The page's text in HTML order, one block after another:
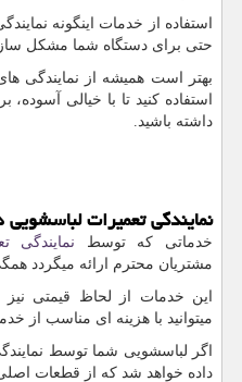
استفاده از خدمات اینگونه
حتی برای دستگاه شما مشکل
بهتر است همیشه از نمایندگی
استفاده کنید تا با خیالی
داشته باشید.
نمایندگی تعمیرات لباسشویی
خدماتی که توسط نمایندگی
مشتریان محترم ارائه میگردد
این خدمات از لحاظ قیمتی نیز
میتوانید با هزینه ای مناسب از
اگر لباسشویی شما توسط
داده خواهد شد که از قطعات